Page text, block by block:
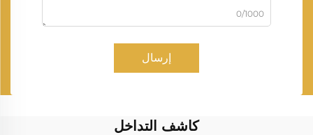
0/1000
إرسال
كاشف التداخل